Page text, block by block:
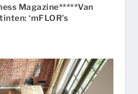
Magazine*****Van
‘mFLOR’s